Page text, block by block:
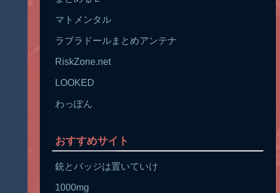
マトメンタル
ラブラドールまとめアンテナ
RiskZone.net
LOOKED
わっぽん
おすすめサイト
銃とバッジは置いていけ
1000mg